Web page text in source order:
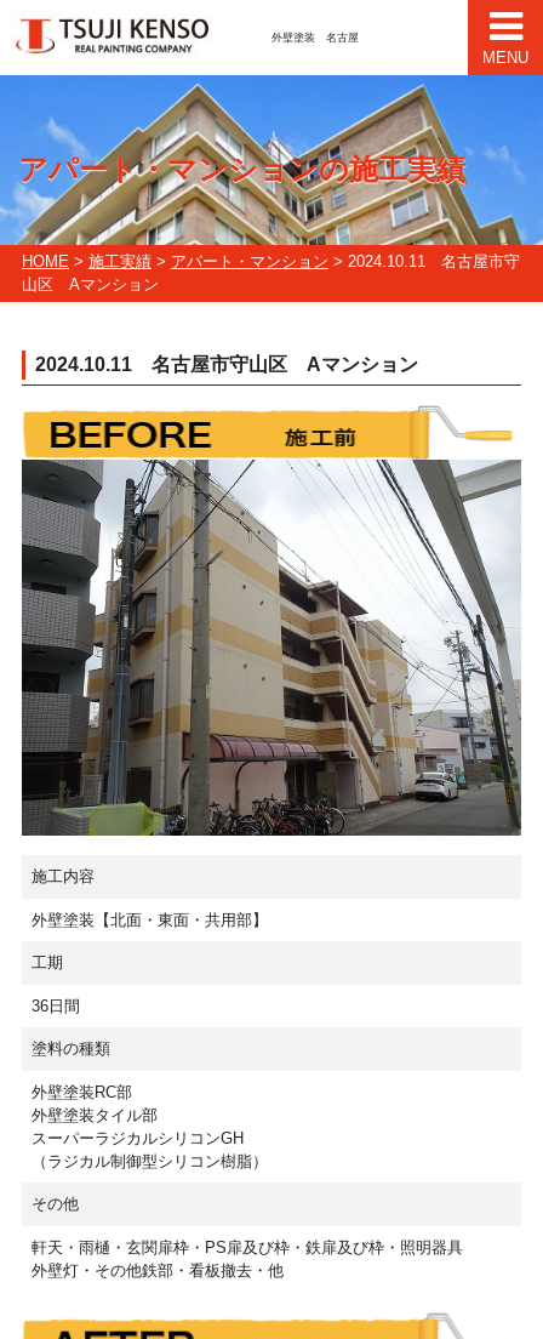
外壁塗装 名古屋
MENU
アパート・マンションの施工実績
HOME> 施工実績> アパート・マンション > 2024.10.11 名古屋市守
山区 Aマンション
2024.10.11 名古屋市守山区 Aマンション
施工内容
外壁塗装【北面・東面・共用部】
工期
36日間
塗料の種類
外壁塗装RC部
外壁塗装タイル部
スーパーラジカルシリコンGH
（ラジカル制御型シリコン樹脂）
その他
軒天・雨樋・玄関扉枠・PS扉及び枠・鉄扉及び枠・照明器具
外壁灯・その他鉄部・看板撤去・他